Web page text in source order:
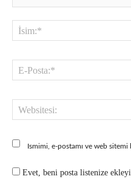
Ismimi, e-postamı ve web sitemi
Evet, beni posta listenize